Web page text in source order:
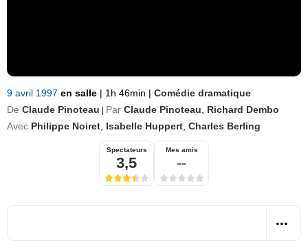
9 avril 1997 en salle | 1h 46min | Comédie dramatique
De Claude Pinoteau Par Claude Pinoteau
Richard Dembo
Avec Philippe Noiret Isabelle Huppert Charles Berling
Spectateurs
3,5
Mes amis
--